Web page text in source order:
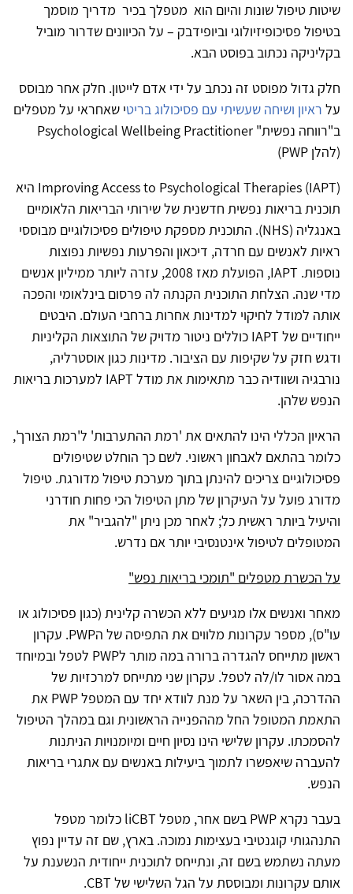
שיטות טיפול שונות והיום הוא מטפלך בכיר מדריך מוסמך
בטיפול פסיכופיזיולוגי וביופידבק – על הכיוונים שדרור מוביל
בקליניקה נכתוב בפוסט הבא.
חלק גדול מפוסט זה נכתב על ידי אדם לייטון. חלק אחר מבוסס
על ראיון ושיחה שעשיתי עם פסיכולוג בריטי שאחראי על מטפלים
ב"רווחה נפשית" Psychological Wellbeing Practitioner
(להלן PWP
)
Improving Access to Psychological Therapies (IAPT) היא
תוכנית בריאות נפשית חדשנית של שירותי הבריאות הלאומיים
באנגליה (NHS). התוכנית מספקת טיפולים פסיכולוגיים מבוססי
ראיות לאנשים עם חרדה, דיכאון והפרעות נפשיות נפוצות
נוספות. IAPT
, הפועלת מאז 2008, עזרה ליותר ממיליון אנשים
מדי שנה. הצלחת התוכנית הקנתה לה פרסום בינלאומי והפכה
אותה למודל לחיקוי למדינות אחרות ברחבי העולם. היבטים
ייחודיים שלIAPT כוללים ניטור מדויק של התוצאות הקליניות
ודגש חזק על שקיפות עם הציבור. מדינות כגון אוסטרליה,
נורבגיה ושוודיה כבר מתאימות את מודלIAPT למערכות בריאות
הנפש שלהן.
הראיון הכללי הינו להתאים את 'רמת ההתערבות' ל'רמת הצורך',
כלומר בהתאם לאבחון ראשוני. לשם כך הוחלט שטיפולים
פסיכולוגיים צריכים להינתן בתוך מערכת טיפול מדורגת. טיפול
מדורג פועל על העיקרון של מתן הטיפול הכי פחות חודרני
והיעיל ביותר ראשית כל; לאחר מכן ניתן "להגביר" את
המטופלים לטיפול אינטנסיבי יותר אם נדרש.
על הכשרת מטפלים "תומכי בריאות נפש"
מאחר ואנשים אלו מגיעים ללא הכשרה קלינית (כגון פסיכולוג או
עו"ס), מספר עקרונות מלווים את התפיסה של הPWP. עקרון
ראשון מתייחס להגדרה ברורה במה מותר לPWP לטפל ובמיוחד
במה אסור לו/לה לטפל. עקרון שני מתייחס למרכזיות של
ההדרכה, בין השאר על מנת לוודא יחד עם המטפלPWP את
התאמת המטופל החל מההפנייה הראשונית וגם במהלך הטיפול
להסמכתו. עקרון שלישי הינו נסיון חיים ומיומנויות הניתנות
להעברה שיאפשרו לתמוך ביעילות באנשים עם אתגרי בריאות
הנפש.
בעבר נקראPWP בשם אחר, מטפלliCBT כלומר מטפל
התנהגותי קוגנטיבי בעצימות נמוכה. בארץ, שם זה עדיין נפוץ
מעתה נשתמש בשם זה, ונתייחס לתוכנית ייחודית הנשענת על
אותם עקרונות ומבוססת על הגל השלישי שלCBT
.